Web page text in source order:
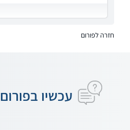
חזרה לפורום
עכשיו בפורום